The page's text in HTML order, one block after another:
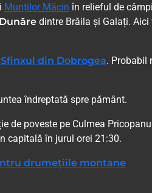
Munților Măcin în relieful de
dintre Brăila și Galați. Aici
Sfinxul din Dobrogea. Probabil
îndreptată spre pământ.
de poveste pe Culmea
capitală în jurul orei 21:30.
drumețiile montane